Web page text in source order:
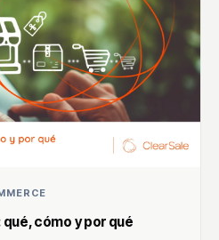
cómo y por qué